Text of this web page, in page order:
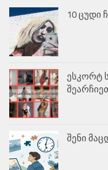
10 ცუდი
ესკორტ
შენი